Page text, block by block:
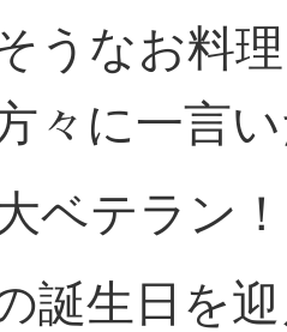
うなお料
々に一言
ベテラン！
誕生日を